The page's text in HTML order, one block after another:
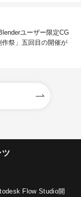
ユーザー限定CG
祭」五回目の開催が
Flow Studio開